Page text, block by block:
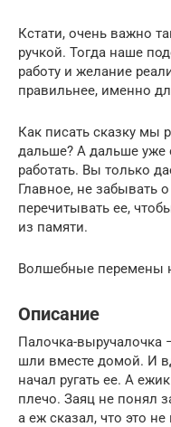
Кстати, очень важно
ручкой. Тогда наше
работу и желание
правильнее, именно
Как писать сказку мы
дальше? А дальше уже
работать. Вы только
Главное, не забывать
перечитывать ее,
из памяти.
Волшебные перемены
Описание
Палочка-выручалочка
шли вместе домой. И
начал ругать ее. А
плечо. Заяц не понял
а еж сказал, что это